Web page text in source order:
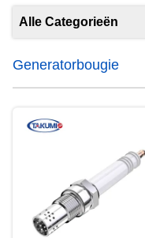
Alle Categorieën
Generatorbougie